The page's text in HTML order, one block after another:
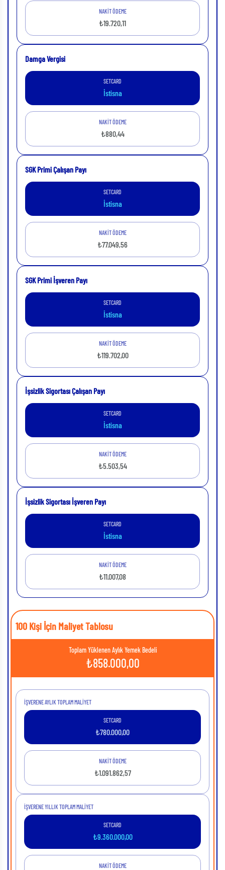
NAKİT ÖDEME
₺19.720,11
Damga Vergisi
SETCARD
İstisna
NAKİT ÖDEME
₺880,44
SGK Primi Çalışan Payı
SETCARD
İstisna
NAKİT ÖDEME
₺77.049,56
SGK Primi İşveren Payı
SETCARD
İstisna
NAKİT ÖDEME
₺119.702,00
İşsizlik Sigortası Çalışan Payı
SETCARD
İstisna
NAKİT ÖDEME
₺5.503,54
İşsizlik Sigortası İşveren Payı
SETCARD
İstisna
NAKİT ÖDEME
₺11.007,08
100 Kişi İçin Maliyet Tablosu
Toplam Yüklenen Aylık Yemek Bedeli
₺858.000,00
İŞVERENE AYLIK TOPLAM MALIYET
SETCARD
₺780.000,00
NAKİT ÖDEME
₺1.091.862,57
İŞVERENE YILLIK TOPLAM MALIYET
SETCARD
₺9.360.000,00
NAKİT ÖDEME